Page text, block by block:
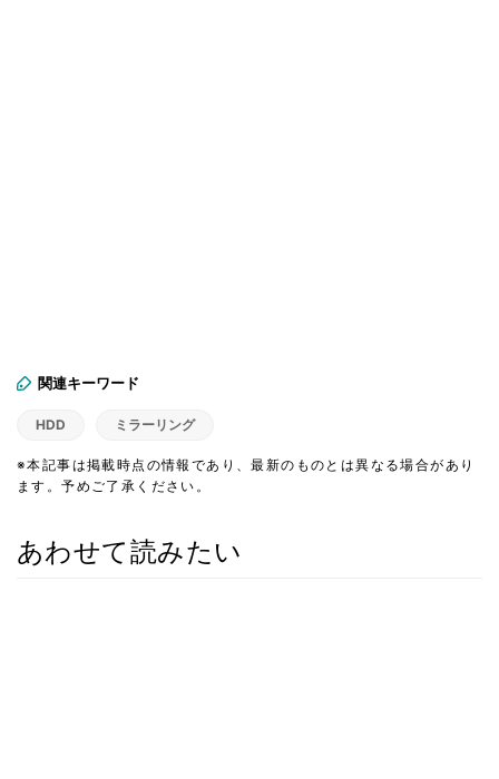
関連キーワード
HDD ミラーリング
※本記事は掲載時点の情報であり、最新のものとは異なる場合があり
ます。予めご了承ください。
あわせて読みたい